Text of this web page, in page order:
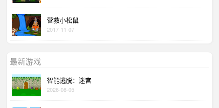
营救小松鼠
2017-11-07
最新游戏
智能逃脱：迷宫
2026-08-05